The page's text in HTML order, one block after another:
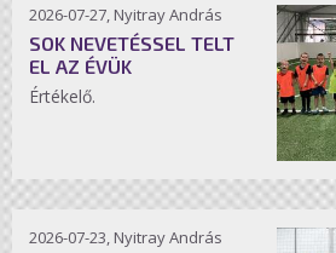
2026-07-27, Nyitray András
SOK NEVETÉSSEL TELT
EL AZ ÉVÜK
Értékelő.
2026-07-23, Nyitray András